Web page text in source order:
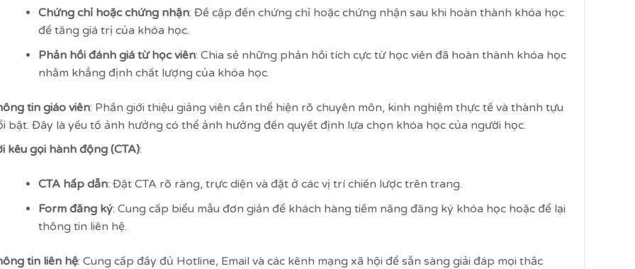
Chứng chỉ hoặc chứng nhận: Đề cập đến chứng chỉ hoặc chứng nhận sau khi hoàn thành khóa học
để tăng giá trị của khóa học.
Phản hồi đánh giá từ học viên: Chia sẻ những phản hồi tích cực từ học viên đã hoàn thành khóa học
nhằm khẳng định chất lượng của khóa học.
tin giáo viên: Phần giới thiệu giảng viên cần thể hiện rõ chuyên môn, kinh nghiệm thực tế và thành tựu
bật. Đây là yếu tố ảnh hưởng có thể ảnh hưởng đến quyết định lựa chọn khóa học của người học.
kêu gọi hành động (CTA):
CTA hấp dẫn: Đặt CTA rõ ràng, trực diện và đặt ở các vị trí chiến lược trên trang.
Form đăng ký: Cung cấp biểu mẫu đơn giản để khách hàng tiềm năng đăng ký khóa học hoặc để lại
thông tin liên hệ.
tin liên hệ: Cung cấp đầy đủ Hotline, Email và các kênh mạng xã hội để sẵn sàng giải đáp mọi thắc